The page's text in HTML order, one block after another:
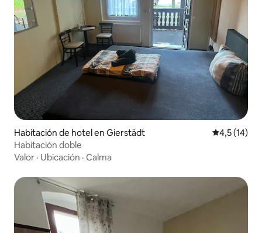
Habitación de hotel en Gierstädt Calificación
4,5 (14)
Habitación doble
Valor · Ubicación · Calma